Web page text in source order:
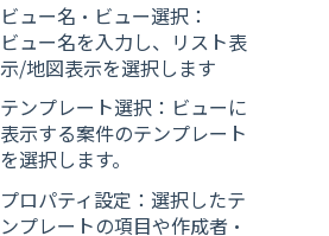
ビュー名・ビュー選択：
ビュー名を入力し、リスト表
示/地図表示を選択します
テンプレート選択：ビューに
表示する案件のテンプレート
を選択します。
プロパティ設定：選択したテ
ンプレートの項目や作成者・